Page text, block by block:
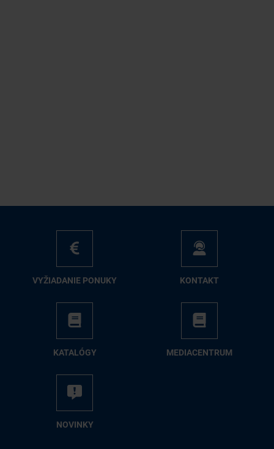
VY­ŽIA­DA­NIE PO­NU­KY KON­TAKT
KA­TA­LÓ­GY ME­DIA­CEN­TRUM
NO­VIN­KY